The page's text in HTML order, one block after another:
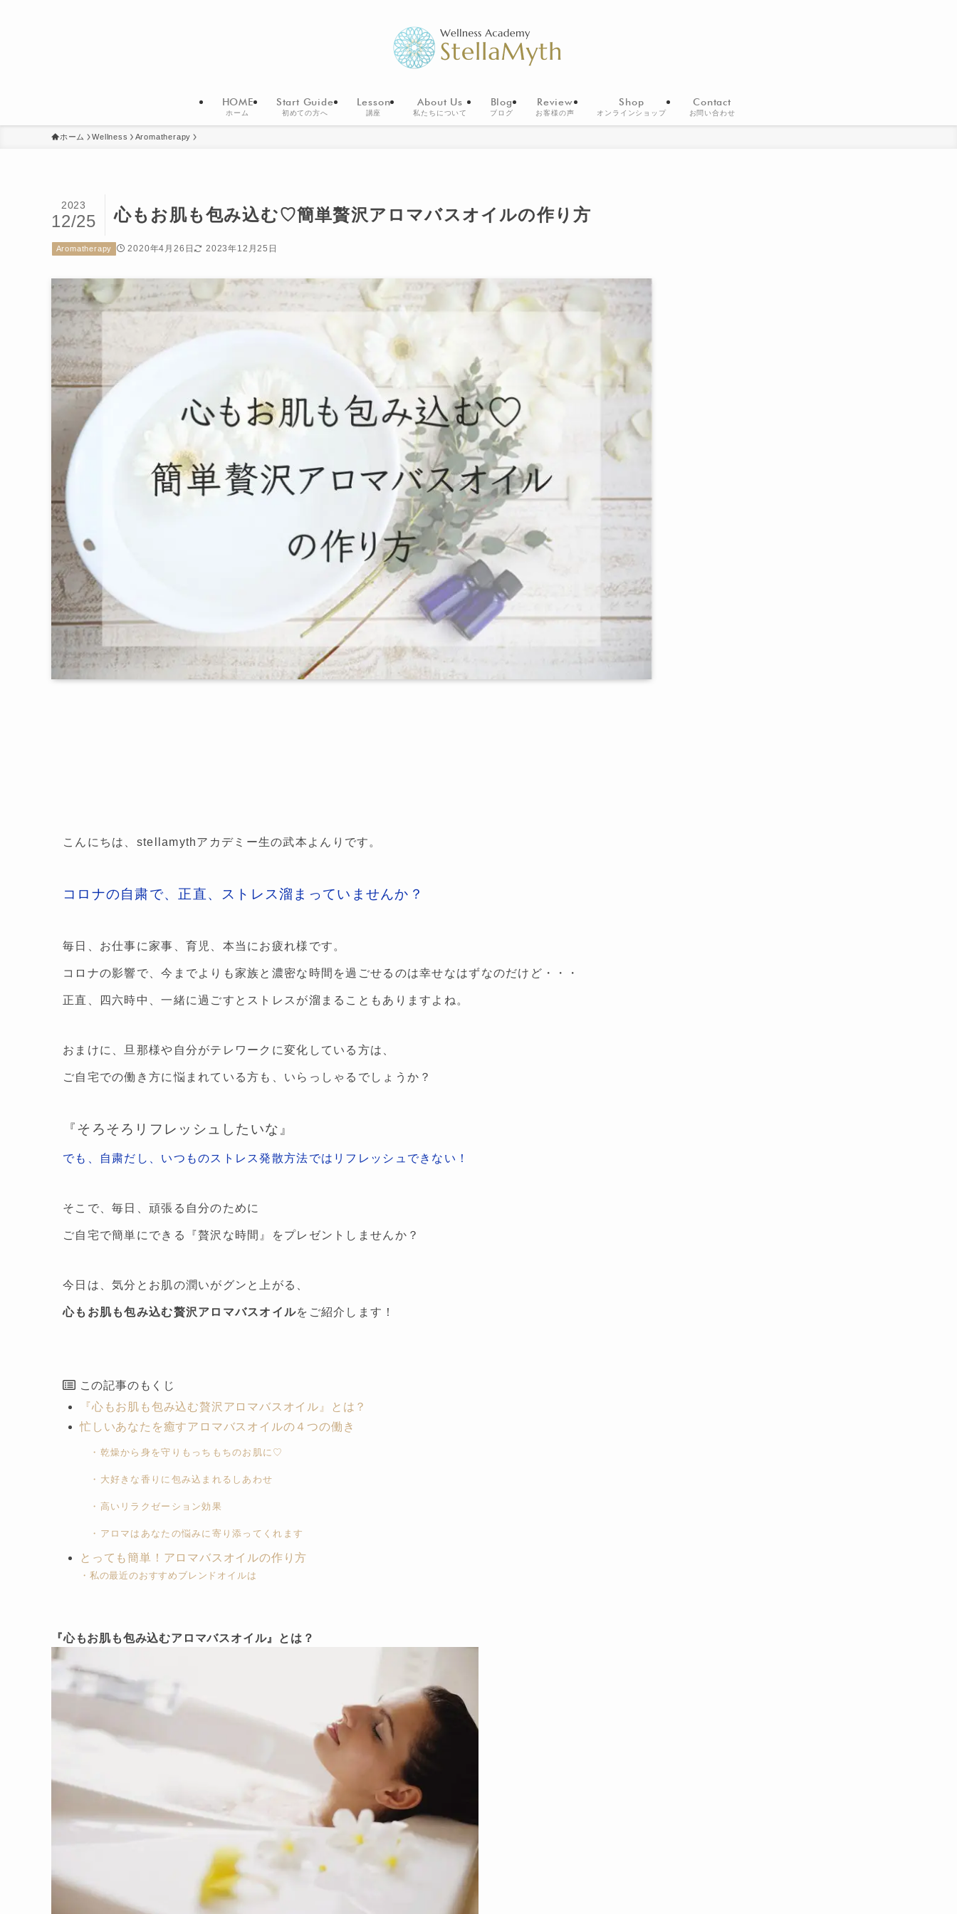
HOME
ホーム
Start Guide
初めての方へ
Lesson
講座
About Us
私たちについて
Blog
ブログ
Review
お客様の声
Shop
オンラインショップ
Contact
お問い合わせ
ホーム Wellness Aromatherapy
心もお肌も包み込む♡簡単贅沢アロマバスオイルの作り方
2023
12/25
Aromatherapy 2020年4月26日 2023年12月25日
こんにちは、stellamythアカデミー生の武本よんりです。
コロナの自粛で、正直、ストレス溜まっていませんか？
毎日、お仕事に家事、育児、本当にお疲れ様です。
コロナの影響で、今までよりも家族と濃密な時間を過ごせるのは幸せなはずなのだけど・・・
正直、四六時中、一緒に過ごすとストレスが溜まることもありますよね。
おまけに、旦那様や自分がテレワークに変化している方は、
ご自宅での働き方に悩まれている方も、いらっしゃるでしょうか？
『そろそろリフレッシュしたいな』
でも、自粛だし、いつものストレス発散方法ではリフレッシュできない！
そこで、毎日、頑張る自分のために
ご自宅で簡単にできる『贅沢な時間』をプレゼントしませんか？
今日は、気分とお肌の潤いがグンと上がる、
心もお肌も包み込む贅沢アロマバスオイルをご紹介します！
この記事のもくじ
『心もお肌も包み込む贅沢アロマバスオイル』とは？
忙しいあなたを癒すアロマバスオイルの４つの働き
・乾燥から身を守りもっちもちのお肌に♡
・大好きな香りに包み込まれるしあわせ
・高いリラクゼーション効果
・アロマはあなたの悩みに寄り添ってくれます
とっても簡単！アロマバスオイルの作り方
・私の最近のおすすめブレンドオイルは
『心もお肌も包み込むアロマバスオイル』とは？